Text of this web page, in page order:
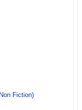
Fiction)